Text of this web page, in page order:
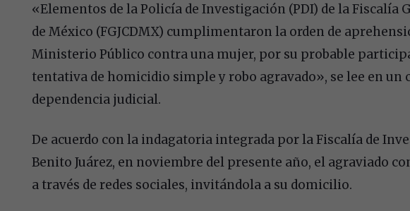
«Elementos de la Policía de Investigación (PDI) de la Fiscalía
de México (FGJCDMX) cumplimentaron la orden de
Ministerio Público contra una mujer, por su probable
tentativa de homicidio simple y robo agravado», se lee en
dependencia judicial.
De acuerdo con la indagatoria integrada por la Fiscalía de
Benito Juárez, en noviembre del presente año, el agraviado
a través de redes sociales, invitándola a su domicilio.